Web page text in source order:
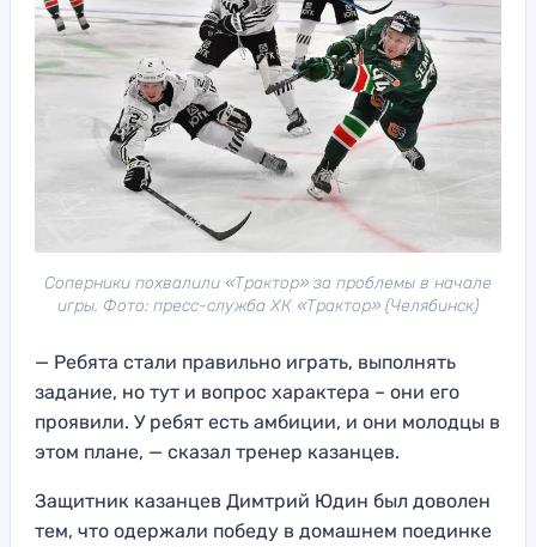
Соперники похвалили «Трактор» за проблемы в начале
игры. Фото: пресс-служба ХК «Трактор» (Челябинск)
— Ребята стали правильно играть, выполнять
задание, но тут и вопрос характера – они его
проявили. У ребят есть амбиции, и они молодцы в
этом плане, — сказал тренер казанцев.
Защитник казанцев Димтрий Юдин был доволен
тем, что одержали победу в домашнем поединке